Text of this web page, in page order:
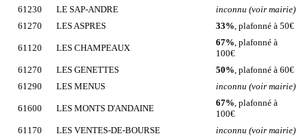
61230
LE SAP-ANDRE
inconnu (voir mairie)
61270
LES ASPRES 33% , plafonné à 50€
61120 LES CHAMPEAUX
67% , plafonné à
100€
61270
LES GENETTES 50% , plafonné à 60€
61290
LES MENUS inconnu (voir mairie)
61600 LES MONTS D'ANDAINE
67% , plafonné à
100€
61170
LES VENTES-DE-BOURSE
inconnu (voir mairie)